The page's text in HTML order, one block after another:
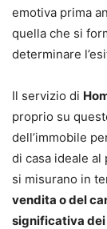
emotiva prima
quella che si
determinare
Il servizio di
proprio su
dell’immobile
di casa ideale
si misurano in
vendita o del
significativa